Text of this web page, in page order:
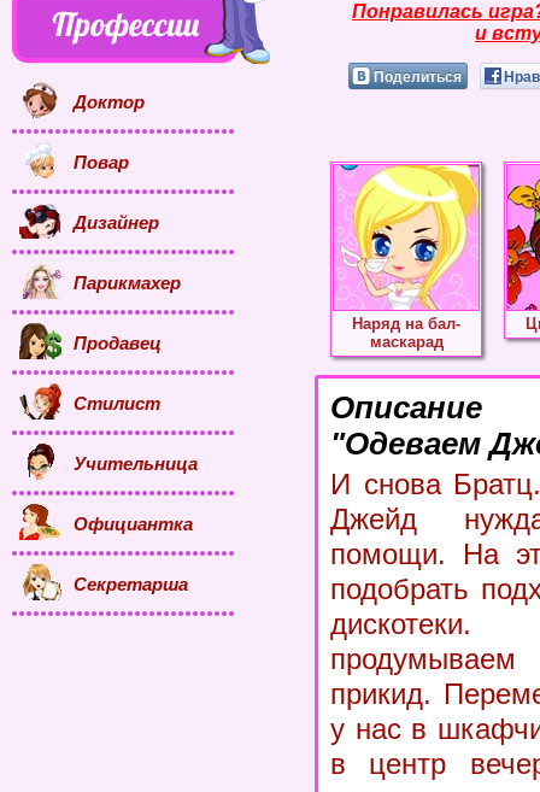
Понравилась
и
Поделиться
Наряд на бал-
маскарад
"Одеваем
И снова
Джейд
помощи. На
подобрать
продумываем
прикид.
у нас в
в центр
Доктор
Повар
Дизайнер
Парикмахер
Продавец
Стилист
Учительница
Официантка
Секретарша